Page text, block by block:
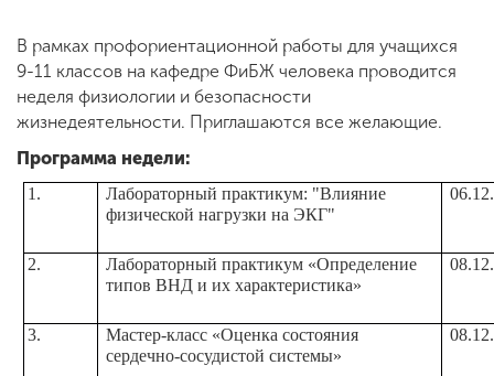
Обучение
Наука
Международная
деятельность
Другие виды
В рамках профориентационной работы для учащихся
9-11 классов на кафедре ФиБЖ человека проводится
неделя физиологии и безопасности
жизнедеятельности. Приглашаются все желающие.
Программа недели:
1.
Лабораторный практикум: "Влияние
физической нагрузки на ЭКГ"
06.12.
2.
Лабораторный практикум «Определение
типов ВНД и их характеристика»
08.12.
3.
Мастер-класс «Оценка состояния
сердечно-сосудистой системы»
08.12.